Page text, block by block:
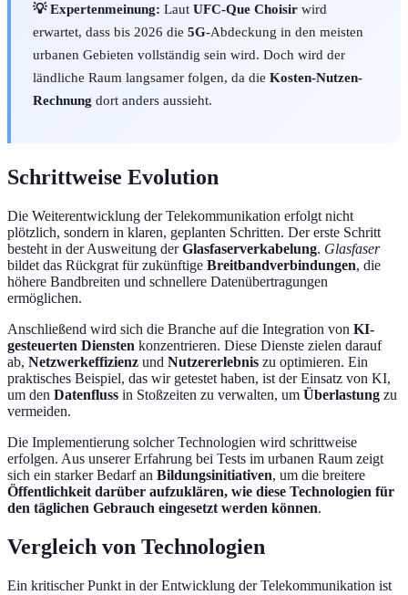
💡 Expertenmeinung: Laut UFC-Que Choisir wird
erwartet, dass bis 2026 die 5G-Abdeckung in den meisten
urbanen Gebieten vollständig sein wird. Doch wird der
ländliche Raum langsamer folgen, da die Kosten-Nutzen-
Rechnung dort anders aussieht.
Schrittweise Evolution
Die Weiterentwicklung der Telekommunikation erfolgt nicht
plötzlich, sondern in klaren, geplanten Schritten. Der erste Schritt
besteht in der Ausweitung derGlasfaserverkabelung. Glasfaser
bildet das Rückgrat für zukünftige Breitbandverbindungen, die
höhere Bandbreiten und schnellere Datenübertragungen
ermöglichen.
Anschließend wird sich die Branche auf die Integration von KI-
gesteuerten Diensten konzentrieren. Diese Dienste zielen darauf
ab, Netzwerkeffizienz und Nutzererlebnis zu optimieren. Ein
praktisches Beispiel, das wir getestet haben, ist der Einsatz von KI,
um den Datenfluss in Stoßzeiten zu verwalten, um Überlastung zu
vermeiden.
Die Implementierung solcher Technologien wird schrittweise
erfolgen. Aus unserer Erfahrung bei Tests im urbanen Raum zeigt
sich ein starker Bedarf an Bildungsinitiativen, um die breitere
Öffentlichkeit darüber aufzuklären, wie diese Technologien für
den täglichen Gebrauch eingesetzt werden können.
Vergleich von Technologien
Ein kritischer Punkt in der Entwicklung der Telekommunikation ist